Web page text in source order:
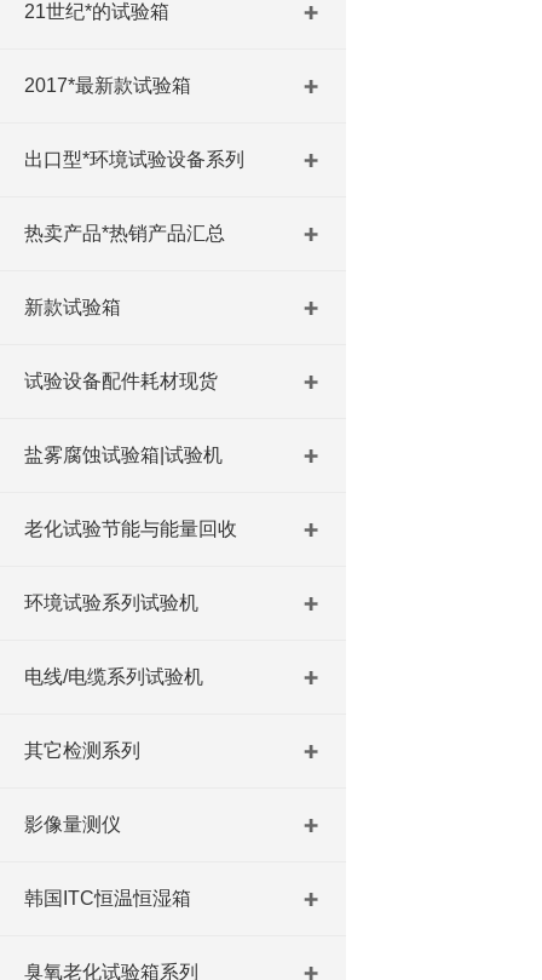
21世纪*的试验箱
2017*最新款试验箱
出口型*环境试验设备系列
热卖产品*热销产品汇总
新款试验箱
试验设备配件耗材现货
盐雾腐蚀试验箱|试验机
老化试验节能与能量回收
环境试验系列试验机
电线/电缆系列试验机
其它检测系列
影像量测仪
韩国ITC恒温恒湿箱
臭氧老化试验箱系列